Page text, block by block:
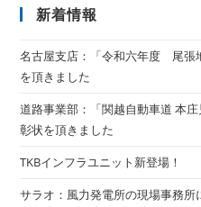
新着情報
名古屋支店：「令和六年度 尾張
を頂きました
道路事業部：「関越自動車道 本
彰状を頂きました
TKBインフラユニット新登場！
サラオ：風力発電所の現場事務所